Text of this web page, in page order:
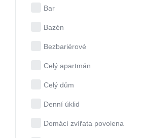
Bar
Bazén
Bezbariérové
Celý apartmán
Celý dům
Denní úklid
Domácí zvířata povolena